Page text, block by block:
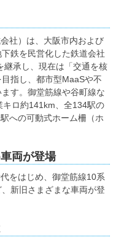
社）は、大阪市内および
鉄を民営化した鉄道会社
継承し、現在は「交通を核
指し、都市型MaaSや不
す。御堂筋線や谷町線な
キロ約141km、全134駅の
への可動式ホーム柵（ホ
両が登場
をはじめ、御堂筋線10系
新旧さまざまな車両が登